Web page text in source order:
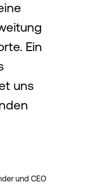
Ein
uns
und CEO